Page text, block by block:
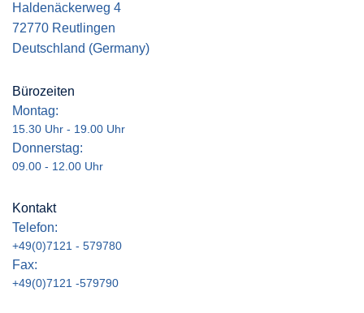
Haldenäckerweg 4
72770 Reutlingen
Deutschland (Germany)
Bürozeiten
Montag:
15.30 Uhr - 19.00 Uhr
Donnerstag:
09.00 - 12.00 Uhr
Kontakt
Telefon:
+49(0)7121 - 579780
Fax:
+49(0)7121 -579790